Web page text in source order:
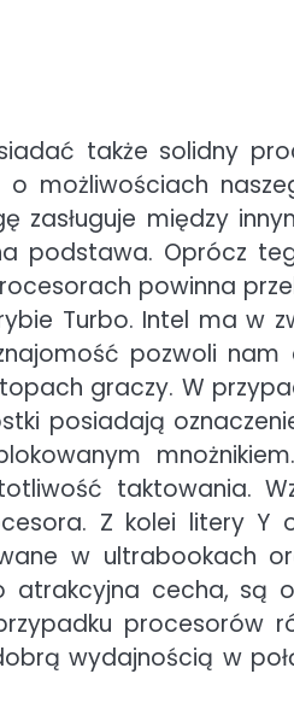
także solidny
możliwościach
zasługuje między
podstawa. Oprócz
powinna
Turbo. Intel ma w
pozwoli nam
graczy. W
posiadają
taktowania.
Z kolei litery Y
w ultrabookach
atrakcyjna cecha, są
procesorów
wydajnością w